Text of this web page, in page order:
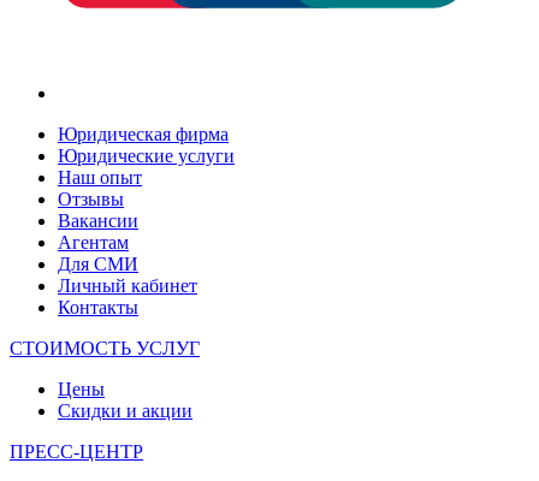
Юридическая фирма
Юридические услуги
Наш опыт
Отзывы
Вакансии
Агентам
Для СМИ
Личный кабинет
Контакты
СТОИМОСТЬ УСЛУГ
Цены
Скидки и акции
ПРЕСС-ЦЕНТР